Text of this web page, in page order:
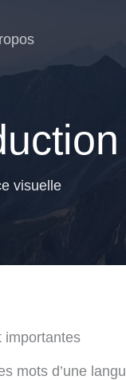
visuelle
importantes
mots d’une